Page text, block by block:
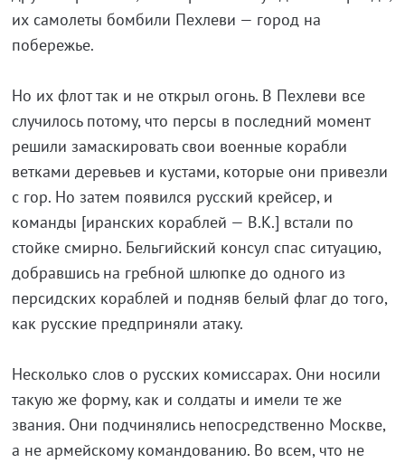
их самолеты бомбили Пехлеви — город на
побережье.
Но их флот так и не открыл огонь. В Пехлеви все
случилось потому, что персы в последний момент
решили замаскировать свои военные корабли
ветками деревьев и кустами, которые они привезли
с гор. Но затем появился русский крейсер, и
команды [иранских кораблей — В.К.] встали по
стойке смирно. Бельгийский консул спас ситуацию,
добравшись на гребной шлюпке до одного из
персидских кораблей и подняв белый флаг до того,
как русские предприняли атаку.
Несколько слов о русских комиссарах. Они носили
такую же форму, как и солдаты и имели те же
звания. Они подчинялись непосредственно Москве,
а не армейскому командованию. Во всем, что не